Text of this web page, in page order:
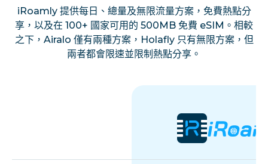
iRoamly 提供每日、總量及無限流量方案，免費熱點分
享，以及在 100+ 國家可用的 500MB 免費 eSIM。相較
之下，Airalo 僅有兩種方案，Holafly 只有無限方案，但
兩者都會限速並限制熱點分享。